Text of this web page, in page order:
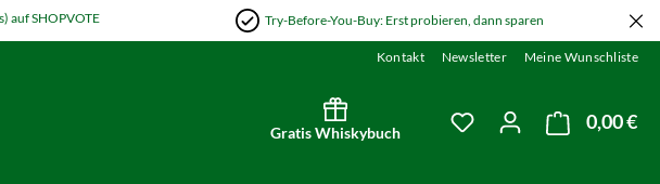
auf SHOPVOTE Try-Before-You-Buy: Erst probieren, dann sparen
Kontakt Newsletter Meine Wunschliste
Gratis Whiskybuch
Du hast 0 Produkte
0,00 €